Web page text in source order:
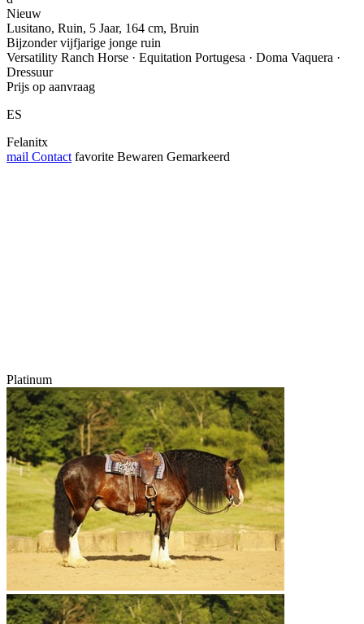
Nieuw
Lusitano, Ruin, 5 Jaar, 164 cm, Bruin
Bijzonder vijfjarige jonge ruin
Versatility Ranch Horse · Equitation Portugesa · Doma Vaquera ·
Dressuur
Prijs op aanvraag
ES
Felanitx
mail Contact favorite Bewaren Gemarkeerd
Platinum